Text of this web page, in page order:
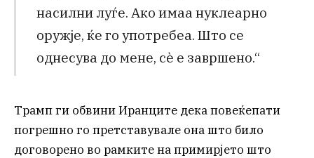
насилни луѓе. Ако имаа нуклеарно
оружје, ќе го употребеа. Што се
однесува до мене, сè е завршено.“
Трамп ги обвини Иранците дека повеќепати
погрешно го претставувале она што било
договорено во рамките на примирјето што